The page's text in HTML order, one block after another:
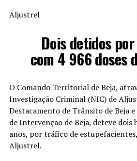
Aljustrel
Dois detidos
com 4 966 doses
O Comando Territorial de Beja,
Investigação Criminal (NIC) de
Destacamento de Trânsito de Beja
de Intervenção de Beja, deteve dois
anos, por tráfico de
Aljustrel.